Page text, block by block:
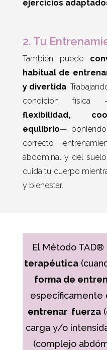
ejercicios
2. Tu
También puede
habitual de
y divertida.
condición física
flexibilidad,
equlibrio—
correcto
abdominal y del
cuida tu cuerpo
y bienestar.
El Método TAD®
terapéutica
forma de
específicamente
entrenar fuerza
carga y/o
(complejo